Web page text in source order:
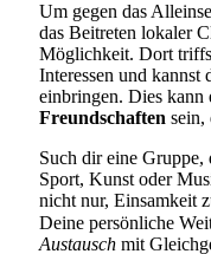
Um gegen das
das Beitreten lokaler
Möglichkeit. Dort
Interessen und kannst
einbringen. Dies kann
Freundschaften sein,
Such dir eine Gruppe,
Sport, Kunst oder
nicht nur, Einsamkeit
Deine persönliche
Austausch mit